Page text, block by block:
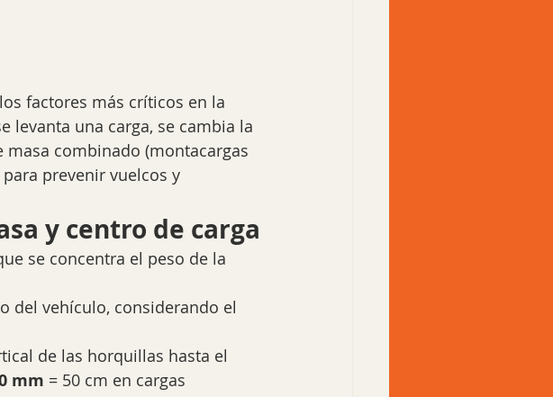
factores más críticos en la
levanta una carga, se cambia la
combinado (montacargas
prevenir vuelcos y
y centro de carga
se concentra el peso de la
del vehículo, considerando el
de las horquillas hasta el
mm = 50 cm en cargas